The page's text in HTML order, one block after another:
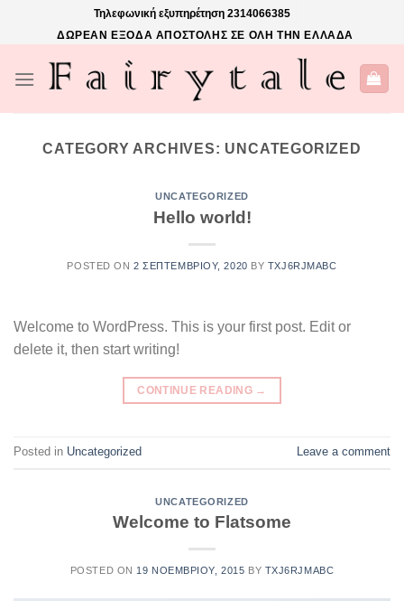
Τηλεφωνική εξυπηρέτηση 2314066385
ΔΩΡΕΑΝ ΕΞΟΔΑ ΑΠΟΣΤΟΛΗΣ ΣΕ ΟΛΗ ΤΗΝ ΕΛΛΑΔΑ
CATEGORY ARCHIVES: UNCATEGORIZED
UNCATEGORIZED
Hello world!
POSTED ON2 ΣΕΠΤΕΜΒΡΊΟΥ, 2020 BY TXJ6RJMABC
Welcome to WordPress. This is your first post. Edit or
delete it, then start writing!
CONTINUE READING →
Posted in Uncategorized Leave a comment
UNCATEGORIZED
Welcome to Flatsome
POSTED ON 19 ΝΟΕΜΒΡΊΟΥ, 2015 BY TXJ6RJMABC